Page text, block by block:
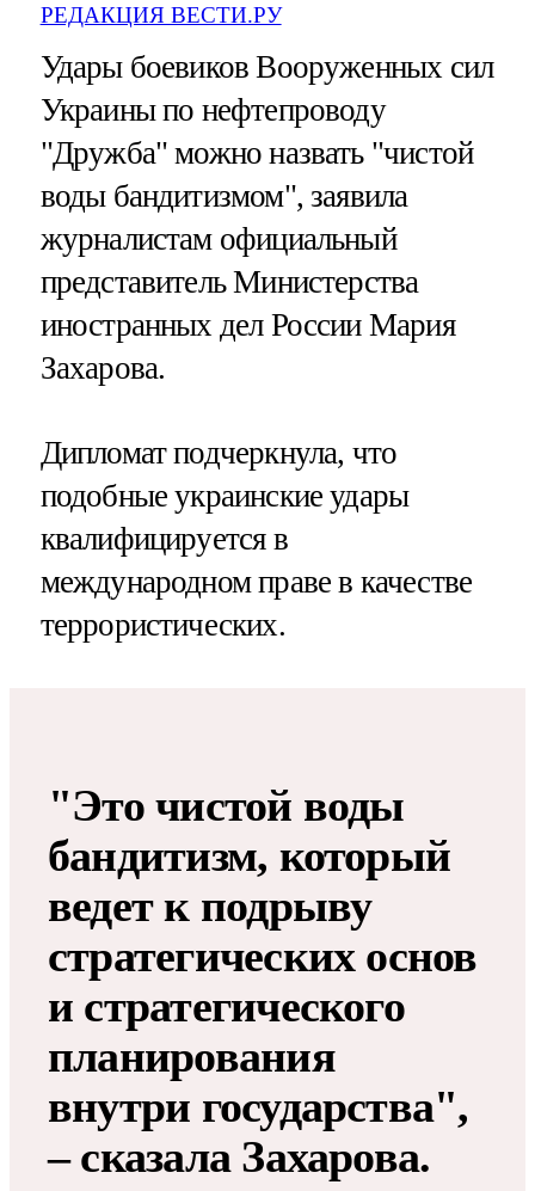
РЕДАКЦИЯ ВЕСТИ.РУ
Удары боевиков Вооруженных сил
Украины по нефтепроводу
"Дружба" можно назвать "чистой
воды бандитизмом", заявила
журналистам официальный
представитель Министерства
иностранных дел России Мария
Захарова.
Дипломат подчеркнула, что
подобные украинские удары
квалифицируется в
международном праве в качестве
террористических.
"Это чистой воды
бандитизм, который
ведет к подрыву
стратегических основ
и стратегического
планирования
внутри государства",
– сказала Захарова.